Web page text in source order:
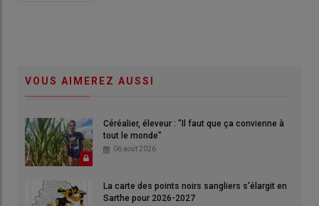
VOUS AIMEREZ AUSSI
Céréalier, éleveur : "Il faut que ça convienne à
tout le monde"
06 août 2026
La carte des points noirs sangliers s'élargit en
Sarthe pour 2026-2027